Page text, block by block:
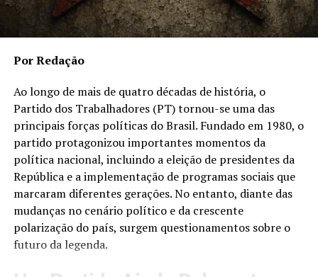
O encontro deKleber WebstereMarcelo Salinetem
Gramado com Luiz André Tissot representa uma união
promissora entre empresários empreendedores e
potencial de impulsionar a economia local, criar
empregos e elevar a cidade a um novo patamar.
TÓPICOS RELACIONADOS
A SEGUIR
Edisley Souza Jeronimo: O vendedor carismático que
transforma a vida em comédia
NÃO PERCA
Clube Multi : Clube de revendedores exclusivos que vem
gerando oportunidade em todo território brasileiro
Por Redação
Ao longo de mais de quatro décadas de história, o
Partido dos Trabalhadores (PT) tornou-se uma das
principais forças políticas do Brasil. Fundado em 1980, o
partido protagonizou importantes momentos da
política nacional, incluindo a eleição de presidentes da
República e a implementação de programas sociais que
marcaram diferentes gerações. No entanto, diante das
mudanças no cenário político e da crescente
polarização do país, surgem questionamentos sobre o
futuro da legenda.